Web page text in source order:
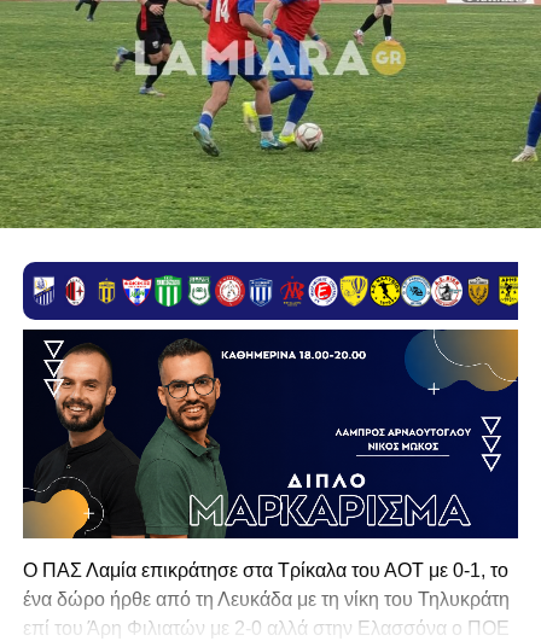
Ο ΠΑΣ Λαμία επικράτησε στα Τρίκαλα του ΑΟΤ με 0-1, το
ένα δώρο ήρθε από τη Λευκάδα με τη νίκη του Τηλυκράτη
επί του Άρη Φιλιατών με 2-0 αλλά στην Ελασσόνα ο ΠΟΕ